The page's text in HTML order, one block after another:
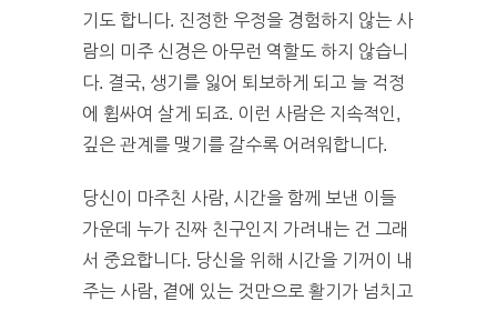
기도 합니다. 진정한 우정을 경험하지 않는 사
람의 미주 신경은 아무런 역할도 하지 않습니
다. 결국, 생기를 잃어 퇴보하게 되고 늘 걱정
에 휩싸여 살게 되죠. 이런 사람은 지속적인,
깊은 관계를 맺기를 갈수록 어려워합니다.
당신이 마주친 사람, 시간을 함께 보낸 이들
가운데 누가 진짜 친구인지 가려내는 건 그래
서 중요합니다. 당신을 위해 시간을 기꺼이 내
주는 사람, 곁에 있는 것만으로 활기가 넘치고